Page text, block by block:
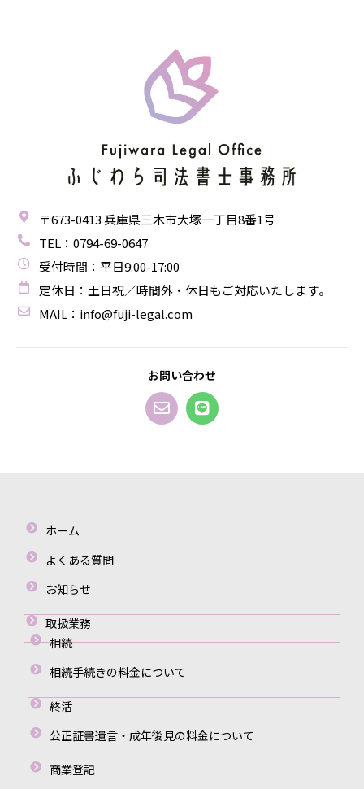
〒673-0413兵庫県三木市大塚一丁目8番1号
TEL：0794-69-0647
受付時間：平日9:00-17:00
定休日：土日祝／時間外・休日もご対応いたします。
MAIL：
moc.lagel-ijuf
@ofni
お問い合わせ
ホーム
よくある質問
お知らせ
取扱業務
相続
相続手続きの料金について
終活
公正証書遺言・成年後見の料金について
商業登記